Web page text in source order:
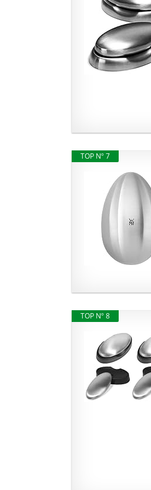
TOP Nº 7
TOP Nº 8